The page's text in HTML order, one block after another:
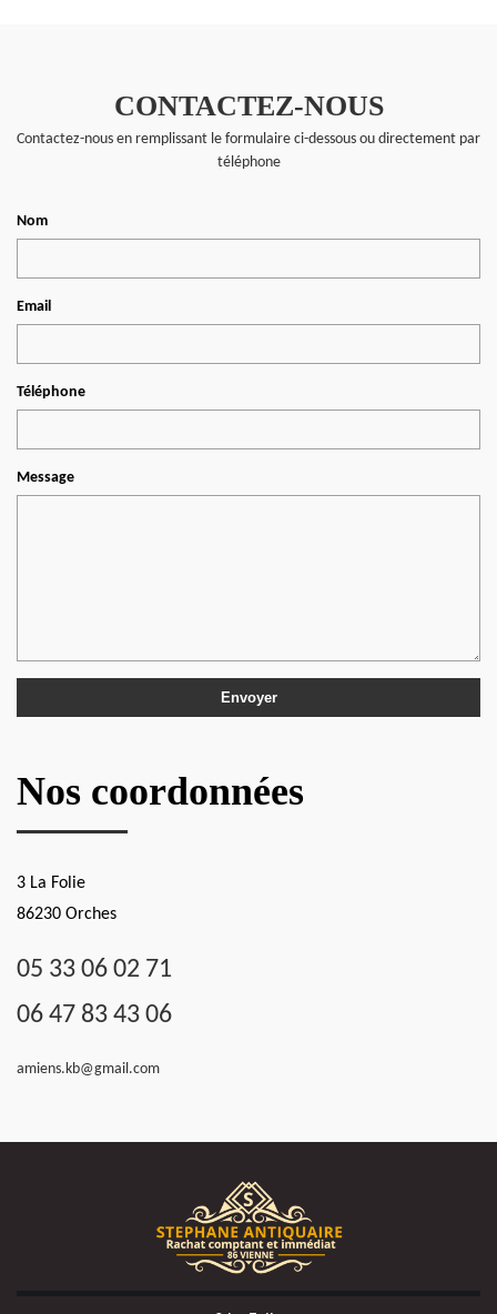
CONTACTEZ-NOUS
Contactez-nous en remplissant le formulaire ci-dessous ou directement par
téléphone
Nom
Email
Téléphone
Message
Nos coordonnées
3 La Folie
86230 Orches
05 33 06 02 71
06 47 83 43 06
amiens.kb@gmail.com